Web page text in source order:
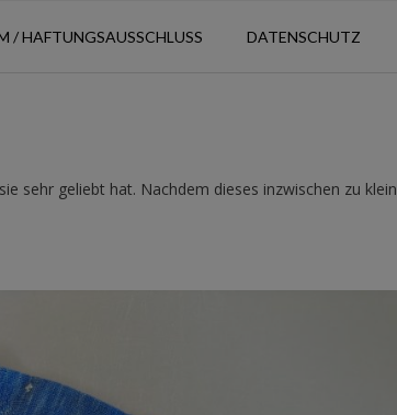
/ HAFTUNGSAUSSCHLUSS DATENSCHUTZ
sehr geliebt hat. Nachdem dieses inzwischen zu klein